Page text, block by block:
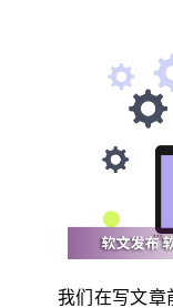
我们在写文章